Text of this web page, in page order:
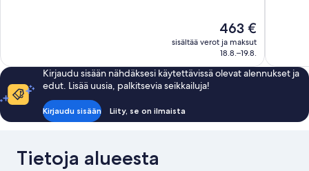
Hinta
on
463 €
463 €
sisältää verot ja maksut
18.8.–19.8.
Kirjaudu sisään nähdäksesi käytettävissä olevat alennukset ja
edut. Lisää uusia, palkitsevia seikkailuja!
Kirjaudu sisään Liity, se on ilmaista
Tietoja alueesta